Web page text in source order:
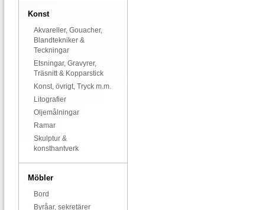
Konst
Akvareller, Gouacher,
Blandtekniker &
Teckningar
Etsningar, Gravyrer,
Träsnitt & Kopparstick
Konst, övrigt, Tryck m.m.
Litografier
Oljemålningar
Ramar
Skulptur &
konsthantverk
Möbler
Bord
Byråar, sekretärer